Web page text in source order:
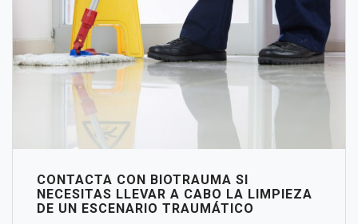
CONTACTA CON BIOTRAUMA SI
NECESITAS LLEVAR A CABO LA LIMPIEZA
DE UN ESCENARIO TRAUMÁTICO